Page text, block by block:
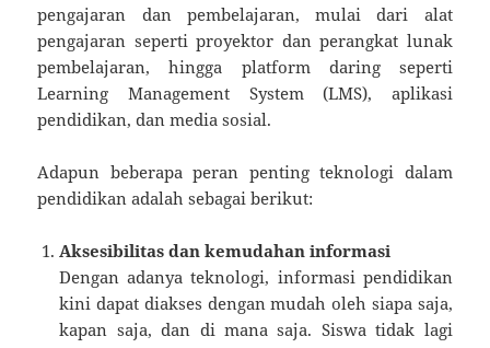
pengajaran dan pembelajaran, mulai dari alat
pengajaran seperti proyektor dan perangkat lunak
pembelajaran, hingga platform daring seperti
Learning Management System (LMS), aplikasi
pendidikan, dan media sosial.
Adapun beberapa peran penting teknologi dalam
pendidikan adalah sebagai berikut:
Aksesibilitas dan kemudahan informasi
Dengan adanya teknologi, informasi pendidikan
kini dapat diakses dengan mudah oleh siapa saja,
kapan saja, dan di mana saja. Siswa tidak lagi